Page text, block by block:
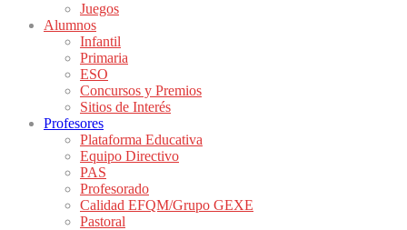
Juegos
Alumnos
Infantil
Primaria
ESO
Concursos y Premios
Sitios de Interés
Profesores
Plataforma Educativa
Equipo Directivo
PAS
Profesorado
Calidad EFQM/Grupo GEXE
Pastoral